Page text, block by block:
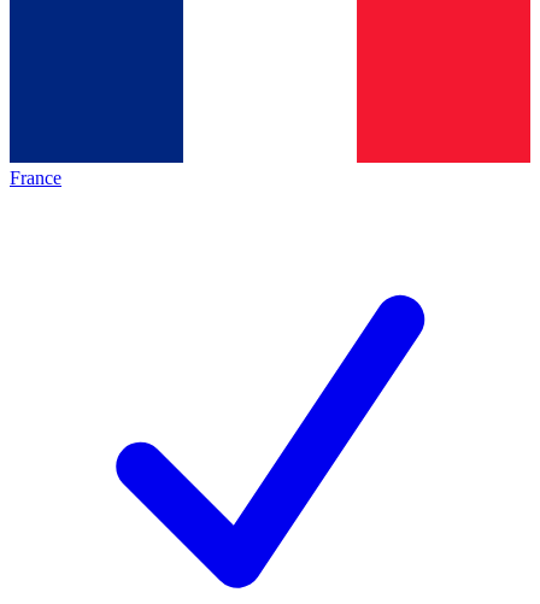
France